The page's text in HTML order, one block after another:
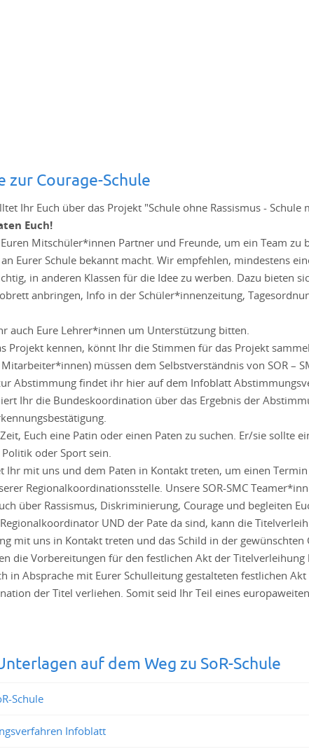
zur Courage-Schule
Ihr Euch über das Projekt "Schule ohne Rassismus -
Euch!
Mitschüler*innen Partner und Freunde, um ein Team
Eurer Schule bekannt macht. Wir empfehlen, mindestens
in anderen Klassen für die Idee zu werben. Dazu bieten
anbringen, Info in der Schüler*innenzeitung,
auch Eure Lehrer*innen um Unterstützung bitten.
Projekt kennen, könnt Ihr die Stimmen für das Projekt
müssen dem Selbstverständnis von SOR –
Abstimmung findet ihr hier auf dem Infoblatt
Ihr die Bundeskoordination über das Ergebnis der
Euch eine Patin oder einen Paten zu suchen. Er/sie sollte
oder Sport sein.
Ihr mit uns und dem Paten in Kontakt treten, um einen
Regionalkoordinationsstelle. Unsere SOR-SMC
über Rassismus, Diskriminierung, Courage und begleiten
UND der Pate da sind, kann die
mit uns in Kontakt treten und das Schild in der
die Vorbereitungen für den festlichen Akt der
in Absprache mit Eurer Schulleitung gestalteten festlichen
der Titel verliehen. Somit seid Ihr Teil eines
auf dem Weg zu SoR-Schule
Schule
Infoblatt